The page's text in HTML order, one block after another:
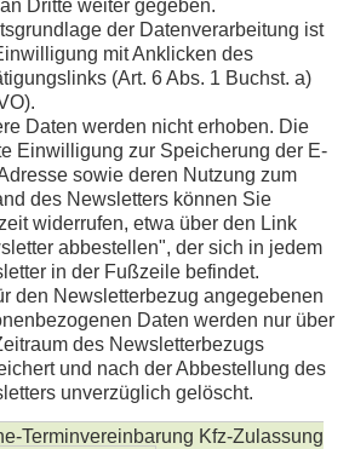
Dritte weiter gegeben.
der Datenverarbeitung ist
mit Anklicken des
(Art. 6 Abs. 1 Buchst. a)
Daten werden nicht erhoben. Die
Einwilligung zur Speicherung der E-
sowie deren Nutzung zum
des Newsletters können Sie
widerrufen, etwa über den Link
abbestellen", der sich in jedem
in der Fußzeile befindet.
den Newsletterbezug angegebenen
Daten werden nur über
des Newsletterbezugs
und nach der Abbestellung des
unverzüglich gelöscht.
Terminvereinbarung Kfz-Zulassung